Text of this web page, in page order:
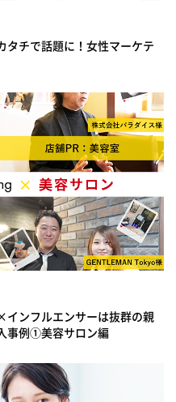
タチで話題に！女性マーケテ
インフルエンサーは抜群の親
事例①美容サロン編